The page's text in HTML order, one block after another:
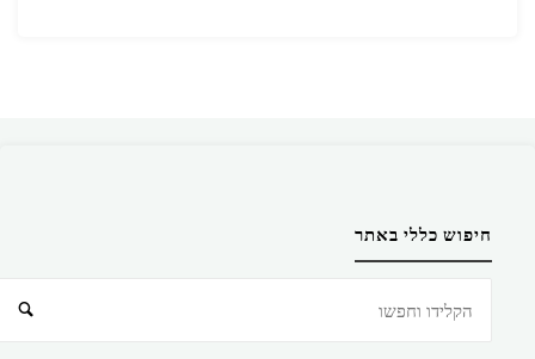
חיפוש כללי באתר